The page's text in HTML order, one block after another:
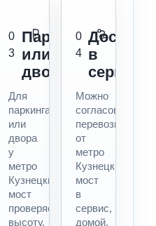
0
3
Паркинг
или
двор
Для
паркинга
или
двора
у
метро
Кузнецкий
мост
проверяем
высоту,
0
4
в
сервис
Можно
согласовать
перевозку
от
метро
Кузнецкий
мост
в
сервис,
домой,